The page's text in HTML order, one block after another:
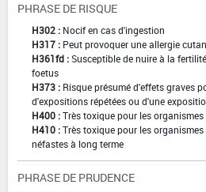
PHRASE DE RISQUE
H302 : Nocif en cas d'ingestion
H317 : Peut provoquer une allergie
H361fd :Susceptible de nuire à la
foetus
H373 : Risque présumé d'effets graves
d'expositions répétées ou d'une
H400 :Très toxique pour les
H410 :Très toxique pour les
néfastes à long terme
PHRASE DE PRUDENCE